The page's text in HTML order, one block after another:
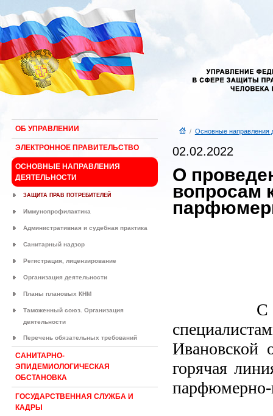
ОБ УПРАВЛЕНИИ
ЭЛЕКТРОННОЕ ПРАВИТЕЛЬСТВО
ОСНОВНЫЕ НАПРАВЛЕНИЯ
ДЕЯТЕЛЬНОСТИ
ЗАЩИТА ПРАВ ПОТРЕБИТЕЛЕЙ
Иммунопрофилактика
Административная и судебная практика
Санитарный надзор
Регистрация, лицензирование
Организация деятельности
Планы плановых КНМ
Таможенный союз. Организация
деятельности
Перечень обязательных требований
САНИТАРНО-
ЭПИДЕМИОЛОГИЧЕСКАЯ
ОБСТАНОВКА
ГОСУДАРСТВЕННАЯ СЛУЖБА И
КАДРЫ
/ Основные направления
02.02.2022
О
вопросам
С 07
Ивановской
горячая
парфюмерно-